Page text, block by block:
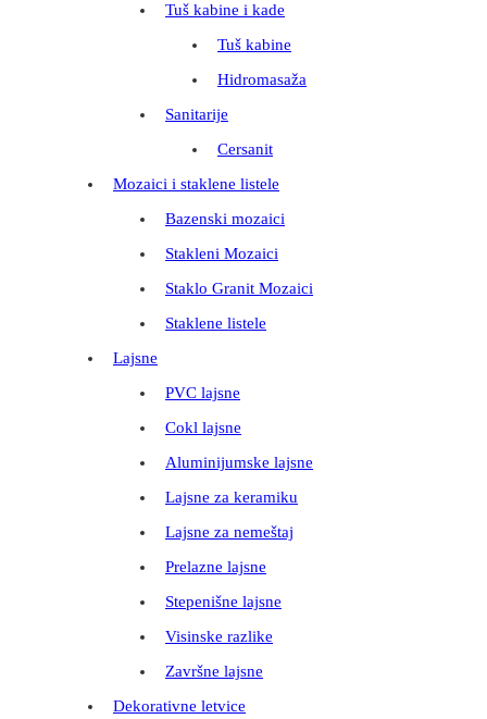
Tuš kabine i kade
Tuš kabine
Hidromasaža
Sanitarije
Cersanit
Mozaici i staklene listele
Bazenski mozaici
Stakleni Mozaici
Staklo Granit Mozaici
Staklene listele
Lajsne
PVC lajsne
Cokl lajsne
Aluminijumske lajsne
Lajsne za keramiku
Lajsne za nemeštaj
Prelazne lajsne
Stepenišne lajsne
Visinske razlike
Završne lajsne
Dekorativne letvice